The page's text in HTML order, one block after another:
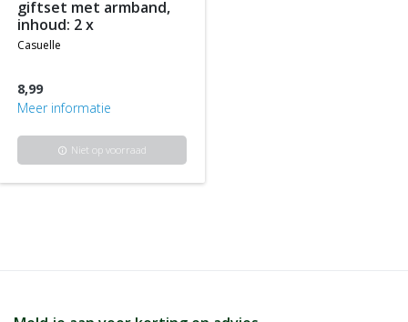
giftset met armband,
inhoud: 2 x
casuelle
8,99
Meer informatie
info Niet op voorraad